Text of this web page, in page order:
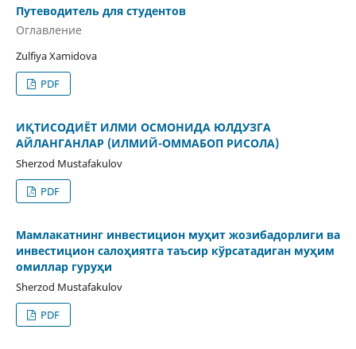
Путеводитель для студентов
Oглавление
Zulfiya Xamidova
PDF
ИҚТИСОДИЁТ ИЛМИ ОСМОНИДА ЮЛДУЗГА
АЙЛАНГАНЛАР (ИЛМИЙ-ОММАБОП РИСОЛА)
Sherzod Mustafakulov
PDF
Мамлакатнинг инвестицион муҳит жозибадорлиги ва
инвестицион салоҳиятга таъсир кўрсатадиган муҳим
омиллар гуруҳи
Sherzod Mustafakulov
PDF